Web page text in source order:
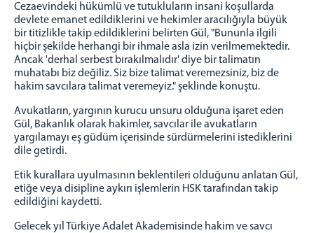
Cezaevindeki hükümlü ve tutukluların insani koşullarda
devlete emanet edildiklerini ve hekimler aracılığıyla büyük
bir titizlikle takip edildiklerini belirten Gül, "Bununla ilgili
hiçbir şekilde herhangi bir ihmale asla izin verilmemektedir.
Ancak 'derhal serbest bırakılmalıdır' diye bir talimatın
muhatabı biz değiliz. Siz bize talimat veremezsiniz, biz de
hakim savcılara talimat veremeyiz." şeklinde konuştu.
Avukatların, yargının kurucu unsuru olduğuna işaret eden
Gül, Bakanlık olarak hakimler, savcılar ile avukatların
yargılamayı eş güdüm içerisinde sürdürmelerini istediklerini
dile getirdi.
Etik kurallara uyulmasının beklentileri olduğunu anlatan Gül,
etiğe veya disipline aykırı işlemlerin HSK tarafından takip
edildiğini kaydetti.
Gelecek yıl Türkiye Adalet Akademisinde hakim ve savcı